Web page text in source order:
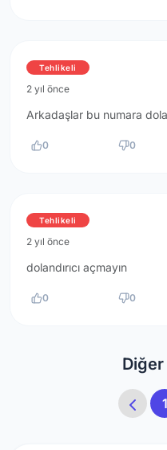
Tehlikeli
2 yıl önce
Arkadaşlar bu numara
0 0
Tehlikeli
2 yıl önce
dolandırıcı açmayın
0 0
1